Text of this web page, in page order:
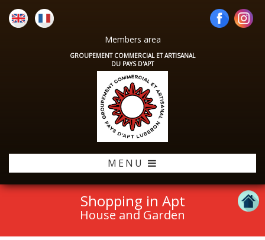
Members area
GROUPEMENT COMMERCIAL ET ARTISANAL
DU PAYS D'APT
MENU
Shopping in Apt
House and Garden